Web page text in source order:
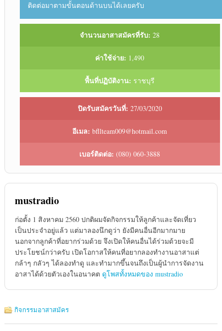
ติดต่อมาตามขั้นตอนด้านบนได้เลยครับ
จำนวนอาสาสมัครที่รับ: 28
ค่าใช้จ่าย: 1,490
พื้นที่ปฏิบัติงาน: ราชบุรี
ปิดรับสมัครวันที่: 27/03/2020
อีเมล: bfllteam009@hotmail.com
เบอร์ติดต่อ: (080) 060-3888
mustradio
ก่อตั้ง 1 สิงหาคม 2560 ปกติผมจัดกิจกรรมให้ลูกค้าและจัดเที่ยว
เป็นประจำอยู่แล้ว แต่มาลองนึกดูว่า ยังมีคนอื่นอีกมากมาย
นอกจากลูกค้าที่อยากร่วมด้วย จึงเปิดให้คนอื่นได้ร่วมด้วยจะมี
ประโยชน์กว่าครับ เปิดโอกาสให้คนที่อยากลองทำงานอาสาแต่
กล้าๆ กลัวๆ ได้ลองทำดู และทำมากขึ้นจนถึงเป็นผู้นำการจัดงาน
อาสาได้ด้วยตัวเองในอนาคต ดูโพสทั้งหมดของ mustradio
กิจกรรมอาสาสมัคร